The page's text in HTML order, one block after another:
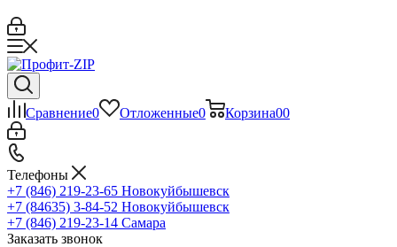
Сравнение0 Отложенные0 Корзина00
Телефоны
+7 (846) 219-23-65 Новокуйбышевск
+7 (84635) 3-84-52 Новокуйбышевск
+7 (846) 219-23-14 Самара
Заказать звонок